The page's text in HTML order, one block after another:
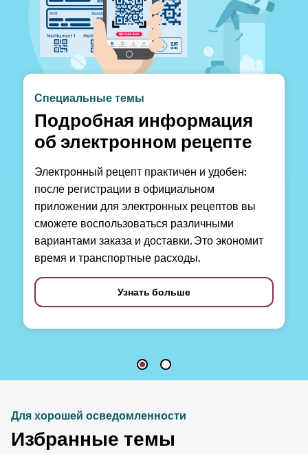
Специальные темы
Подробная информация
об электронном рецепте
Электронный рецепт практичен и удобен:
после регистрации в официальном
приложении для электронных рецептов вы
сможете воспользоваться различными
вариантами заказа и доставки. Это экономит
время и транспортные расходы.
Узнать больше
Для хорошей осведомленности
Избранные темы